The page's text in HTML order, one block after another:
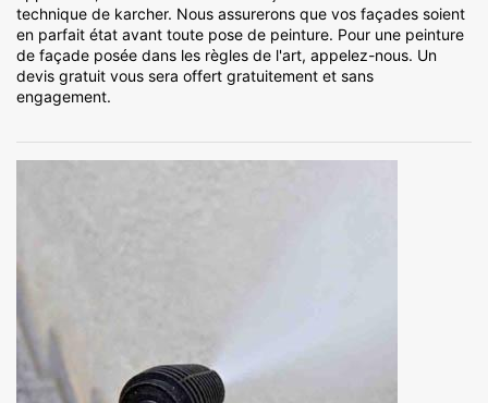
technique de karcher. Nous assurerons que vos façades soient
en parfait état avant toute pose de peinture. Pour une peinture
de façade posée dans les règles de l'art, appelez-nous. Un
devis gratuit vous sera offert gratuitement et sans
engagement.